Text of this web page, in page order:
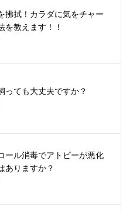
拂拭！カラダに気をチャー
を教えます！！
っても大丈夫ですか？
ール消毒でアトピーが悪化
ありますか？